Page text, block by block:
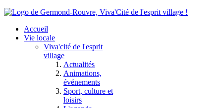
Accueil
Vie locale
Viva'cité de l'esprit
village
Actualités
Animations,
événements
Sport, culture et
loisirs